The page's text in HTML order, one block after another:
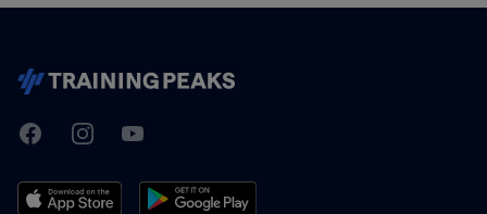
TrainingPeaks
FacebookInstagramYoutube